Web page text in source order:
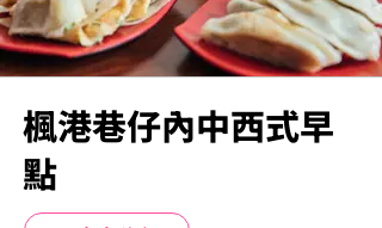
楓港巷仔內中西式早
點